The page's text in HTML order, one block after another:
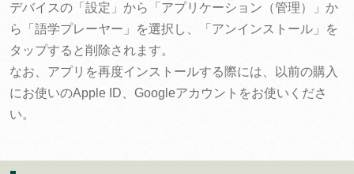
デバイスの「設定」から「アプリケーション（管理）」か
ら「語学プレーヤー」を選択し、「アンインストール」を
タップすると削除されます。
なお、アプリを再度インストールする際には、以前の購入
にお使いのApple ID、Googleアカウントをお使いくださ
い。